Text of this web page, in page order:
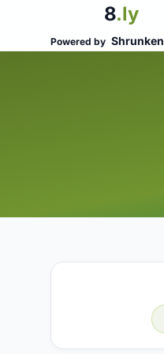
8.ly
Powered by Shrunken